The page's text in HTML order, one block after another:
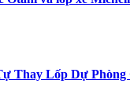
Thay Lốp Dự Phòng